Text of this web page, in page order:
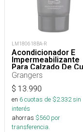
LM180618BA-R
Acondicionador E
Impermeabilizante
Para Calzado De
75 Ml
Grangers
$ 13.990
en 6cuotas de $2.332sin
interés
ahorras $560 por
transferencia.